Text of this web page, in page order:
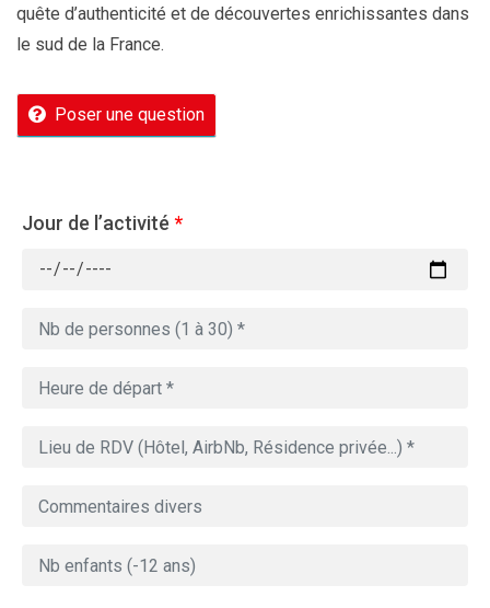
quête d’authenticité et de découvertes enrichissantes dans
le sud de la France.
Poser une question
Jour de l’activité *